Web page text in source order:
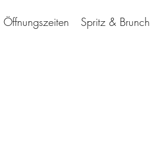
Öffnungszeiten Spritz & Brunch